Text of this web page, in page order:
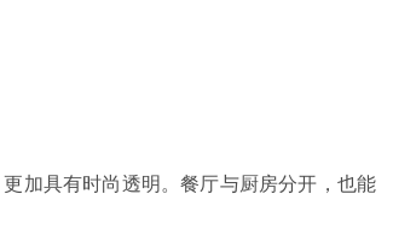
加具有时尚透明。餐厅与厨房分开，也能